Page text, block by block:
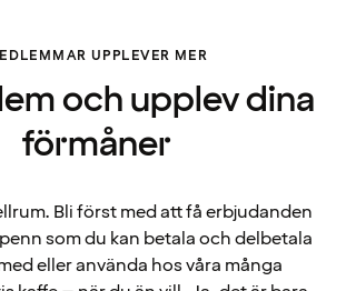
UPPLEVER MER
och upplev dina
förmåner
Bli först med att få erbjudanden
som du kan betala och delbetala
eller använda hos våra många